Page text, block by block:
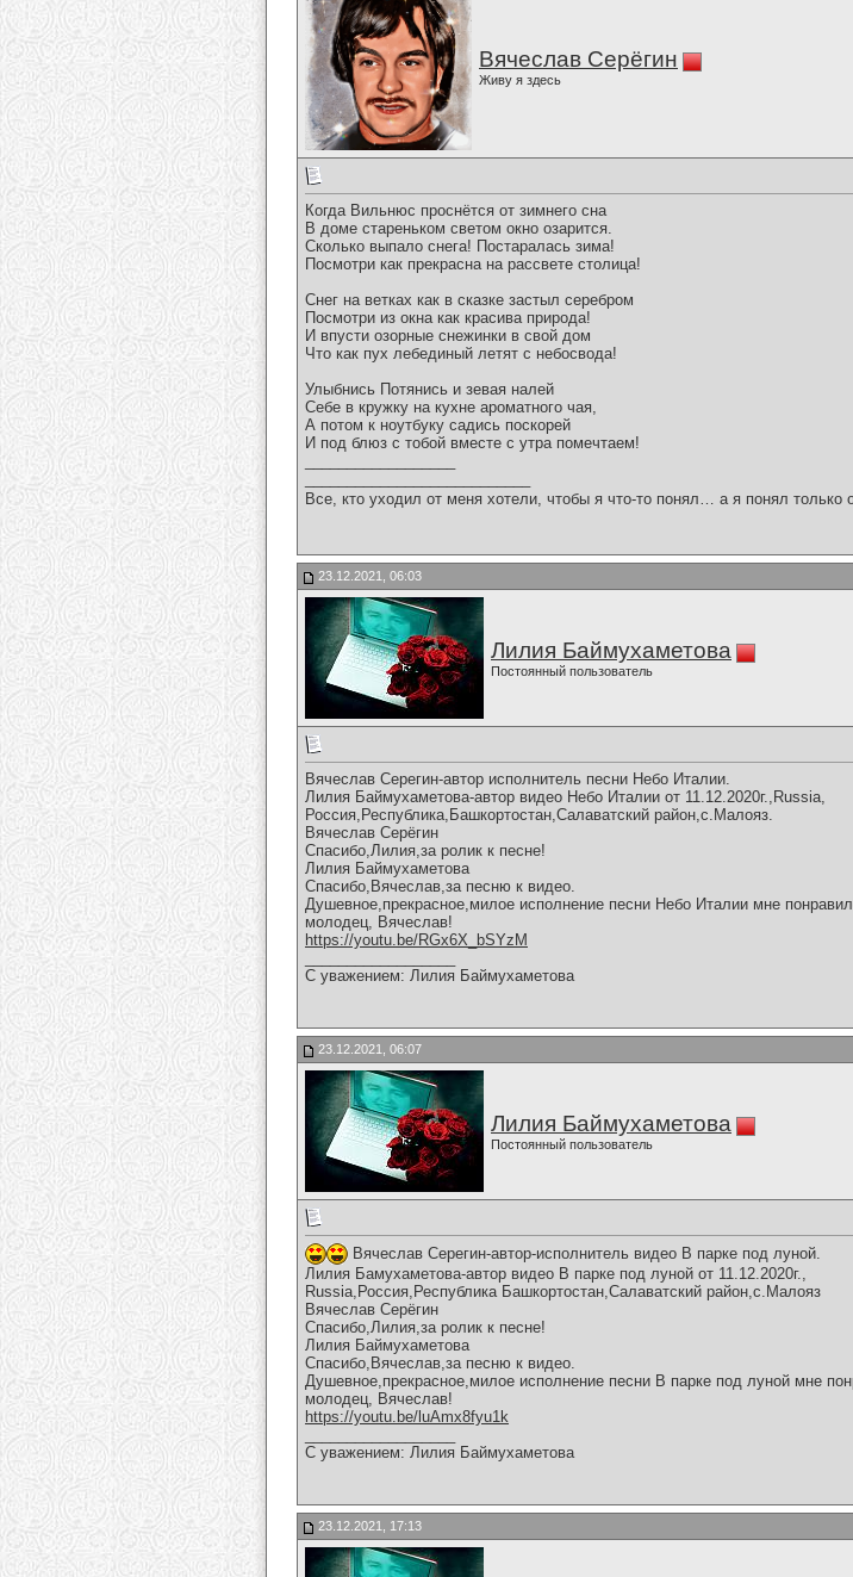
Вячеслав Серёгин
Живу я здесь
Когда Вильнюс проснётся от зимнего сна
В доме стареньком светом окно озарится.
Сколько выпало снега! Постаралась зима!
Посмотри как прекрасна на рассвете столица!
Снег на ветках как в сказке застыл серебром
Посмотри из окна как красива природа!
И впусти озорные снежинки в свой дом
Что как пух лебединый летят с небосвода!
Улыбнись Потянись и зевая налей
Себе в кружку на кухне ароматного чая,
А потом к ноутбуку садись поскорей
И под блюз с тобой вместе с утра помечтаем!
Все, кто уходил от меня хотели, чтобы я что-то понял… а я понял только
23.12.2021, 06:03
Лилия Баймухаметова
Постоянный пользователь
Вячеслав Серегин-автор исполнитель песни Небо Италии.
Лилия Баймухаметова-автор видео Небо Италии от 11.12.2020г.,Russia,
Россия,Республика,Башкортостан,Салаватский район,с.Малояз.
Вячеслав Серёгин
Спасибо,Лилия,за ролик к песне!
Лилия Баймухаметова
Спасибо,Вячеслав,за песню к видео.
Душевное,прекрасное,милое исполнение песни Небо Италии мне
молодец, Вячеслав!
https://youtu.be/RGx6X_bSYzM
С уважением: Лилия Баймухаметова
23.12.2021, 06:07
Лилия Баймухаметова
Постоянный пользователь
Вячеслав Серегин-автор-исполнитель видео В парке под луной.
Лилия Бамухаметова-автор видео В парке под луной от 11.12.2020г.,
Russia,Россия,Республика Башкортостан,Салаватский район,с.Малояз
Вячеслав Серёгин
Спасибо,Лилия,за ролик к песне!
Лилия Баймухаметова
Спасибо,Вячеслав,за песню к видео.
Душевное,прекрасное,милое исполнение песни В парке под луной мне
молодец, Вячеслав!
https://youtu.be/luAmx8fyu1k
С уважением: Лилия Баймухаметова
23.12.2021, 17:13